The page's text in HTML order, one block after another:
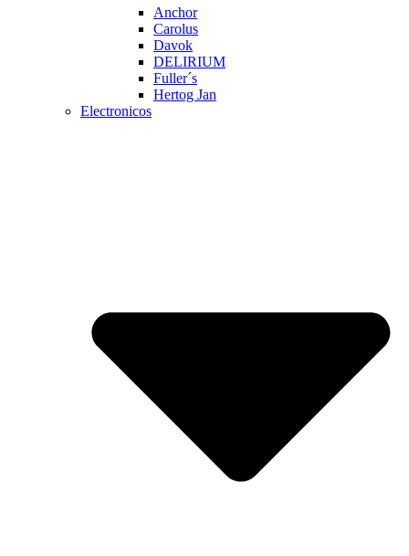
Anchor
Carolus
Davok
DELIRIUM
Fuller´s
Hertog Jan
Electronicos